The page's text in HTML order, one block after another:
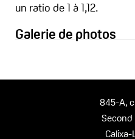
un ratio de 1 à 1,12.
Galerie de photos
845-A,
Second
Calixa-